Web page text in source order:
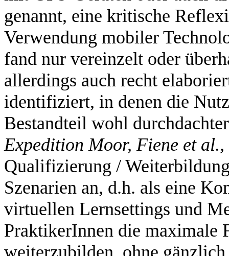
genannt, eine kritische
Verwendung mobiler
fand nur vereinzelt oder
allerdings auch recht
identifiziert, in denen die
Bestandteil wohl
Expedition Moor, Fiene et al.,
Qualifizierung /
Szenarien an, d.h. als eine
virtuellen Lernsettings und
PraktikerInnen die maximale
weiterzubilden, ohne